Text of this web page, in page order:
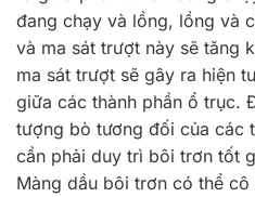
đang chạy và lồng, lồng và
và ma sát trượt này sẽ tăng
ma sát trượt sẽ gây ra hiện
giữa các thành phần ổ trục.
tượng bò tương đối của các
cần phải duy trì bôi trơn tốt
Màng dầu bôi trơn có thể